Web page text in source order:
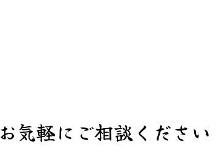
お気軽にご相談ください